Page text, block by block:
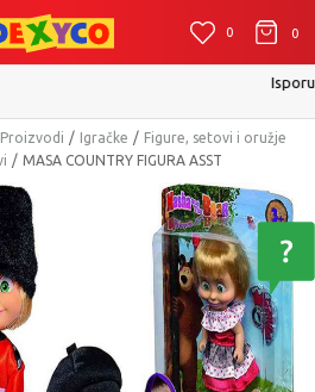
0 0 0
u roku od 2 do 4 radna dana!
Proizvodi Igračke
Figure, setovi i oružje
MASA COUNTRY FIGURA ASST